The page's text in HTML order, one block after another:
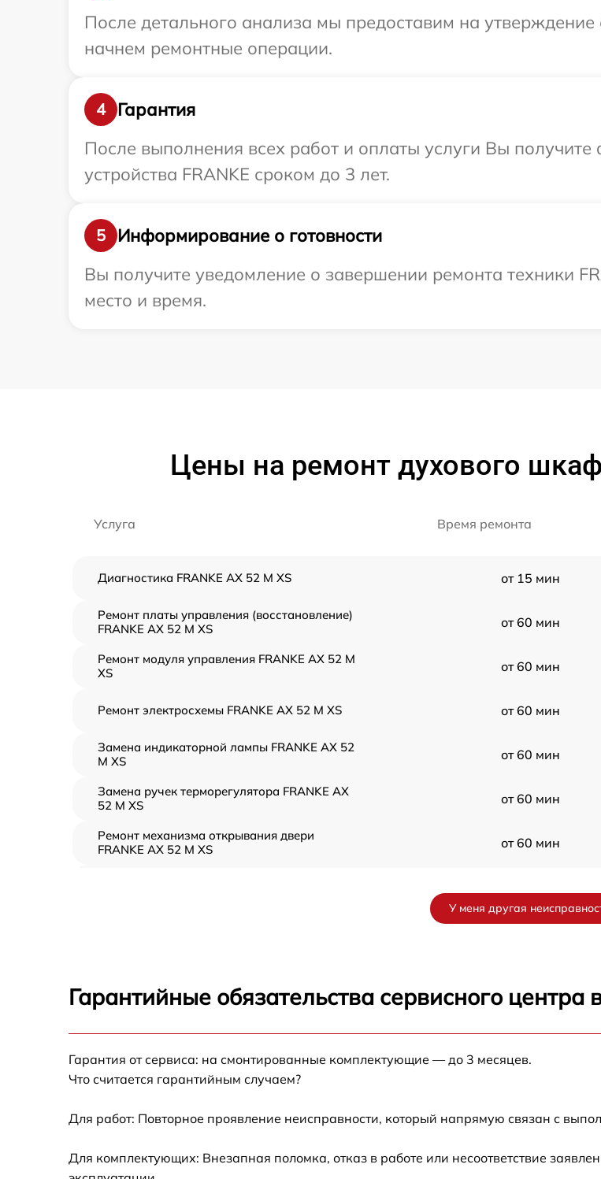
После детального анализа мы предоставим на
начнем ремонтные операции.
4
Гарантия
После выполнения всех работ и оплаты услуги Вы
устройства FRANKE сроком до 3 лет.
5
Информирование о готовности
Вы получите уведомление о завершении ремонта техники
место и время.
Цены на ремонт духового
Услуга Время ремонта
Диагностика FRANKE AX 52 M XS от 15 мин
Ремонт платы управления (восстановление)
FRANKE AX 52 M XS
от 60 мин
Ремонт модуля управления FRANKE AX 52 M
XS
от 60 мин
Ремонт электросхемы FRANKE AX 52 M XS от 60 мин
Замена индикаторной лампы FRANKE AX 52
M XS
от 60 мин
Замена ручек терморегулятора FRANKE AX
52 M XS
от 60 мин
Ремонт механизма открывания двери
FRANKE AX 52 M XS
от 60 мин
Замена термодатчика FRANKE AX 52 M XS от 60 мин
XS
У меня другая
Гарантийные обязательства сервисного центра
Гарантия от сервиса: на смонтированные комплектующие — до 3 месяцев.
Что считается гарантийным случаем?
Для работ: Повторное проявление неисправности, который напрямую связан с
Для комплектующих: Внезапная поломка, отказ в работе или несоответствие